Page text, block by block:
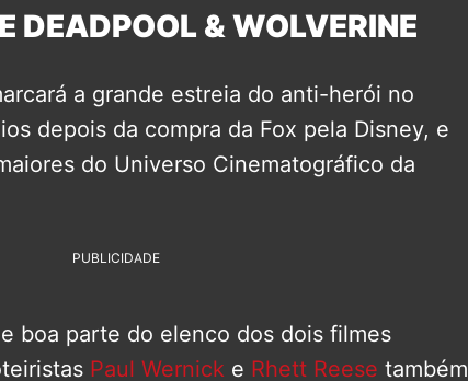
DEADPOOL & WOLVERINE
a grande estreia do anti-herói no
depois da compra da Fox pela Disney, e
do Universo Cinematográfico da
PUBLICIDADE
e boa parte do elenco dos dois filmes
Paul Wernick e Rhett Reese também